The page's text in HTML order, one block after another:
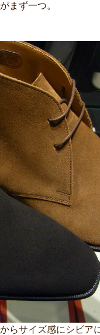
まず一つ。
らサイズ感にシビア